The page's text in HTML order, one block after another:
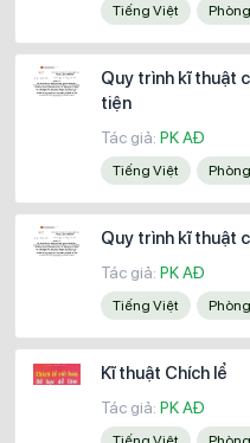
Tiếng Việt
Quy trình kĩ thuật
tiện
Tác giả: PK AĐ
Tiếng Việt
Quy trình kĩ thuật
Tác giả: PK AĐ
Tiếng Việt
Kĩ thuật Chích lể
Tác giả: PK AĐ